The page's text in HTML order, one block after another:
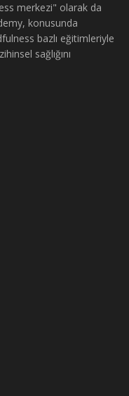
merkezi" olarak da
konusunda
bazlı eğitimleriyle
sağlığını